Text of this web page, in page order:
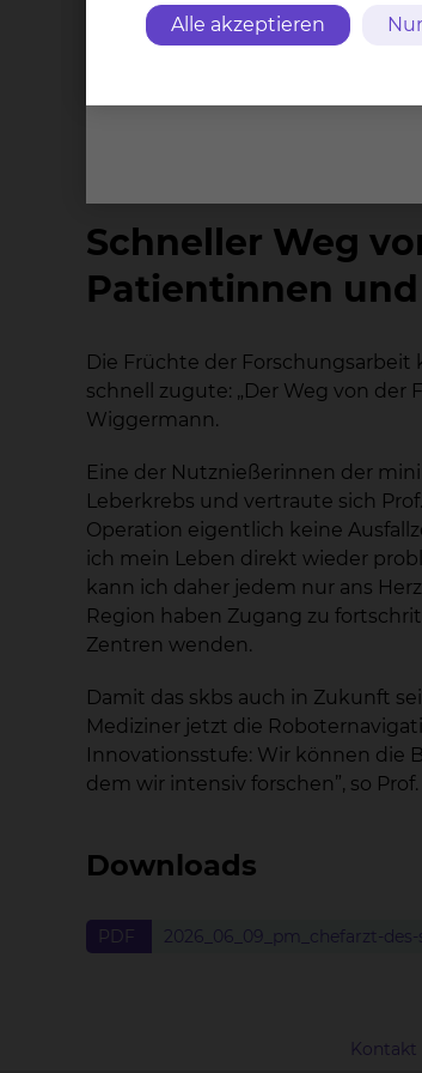
im Bereich der thermischen
Behandlungsmethode an:
Schneller Weg
Patientinnen
Die Früchte der
schnell zugute: „Der Weg von der
Wiggermann.
Eine der Nutznießerinnen der
Leberkrebs und vertraute sich
Operation eigentlich keine
ich mein Leben direkt wieder
kann ich daher jedem nur ans
Region haben Zugang zu
Zentren wenden.
Damit das skbs auch in Zukunft
Mediziner jetzt die
Innovationsstufe: Wir können die
dem wir intensiv forschen”, so
Downloads
PDF 2026_06_09_pm_chefarzt-
Kontakt
Alle akzeptieren